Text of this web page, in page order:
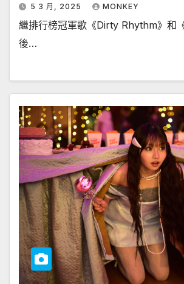
5 3 月, 2025 MONKEY
繼排行榜冠軍歌《Dirty Rhythm》和
後…